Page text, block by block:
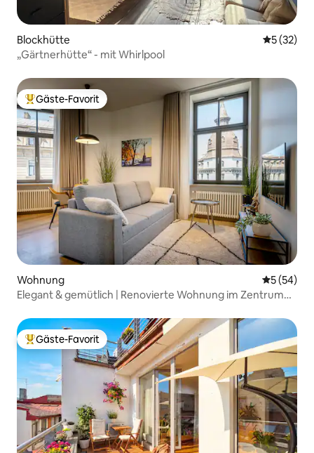
Blockhütte
5 (32)
„Gärtnerhütte“ - mit Whirlpool
Beliebter Gäste-Favorit.
Gäste-Favorit
Wohnung
5 (54)
Elegant & gemütlich | Renovierte Wohnung im Zentrum
Beliebter Gäste-Favorit.
Gäste-Favorit